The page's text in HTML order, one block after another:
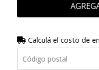
Calculá el costo de